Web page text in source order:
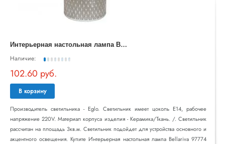
И
нтерьерная настольная лампа Bellariva 97774
Наличие:
102.60 руб.
В корзину
Производитель светильника - Eglo. Светильник имеет цоколь E14, рабочее
напряжение 220V. Материал корпуса изделия - Керамика/Ткань. /. Светильник
рассчитан на площадь 3кв.м. Светильник подойдет для устройства основного и
акцентного освещения. Купите Интерьерная настольная лампа Bellariva 97774